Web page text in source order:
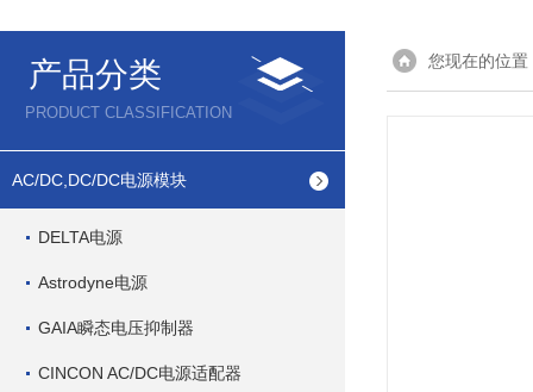
产品分类
PRODUCT CLASSIFICATION
AC/DC,DC/DC电源模块
DELTA电源
Astrodyne电源
GAIA瞬态电压抑制器
CINCON AC/DC电源适配器
您现在的位置